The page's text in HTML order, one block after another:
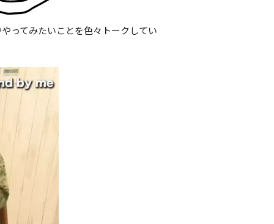
ってみたいことを色々トークしてい